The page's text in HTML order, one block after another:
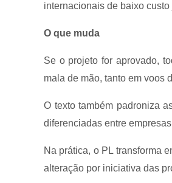
internacionais de baixo
O que muda
Se o projeto for aprovado,
mala de mão, tanto em voos
O texto também padroniza
diferenciadas entre
Na prática, o PL transforma
alteração por iniciativa das